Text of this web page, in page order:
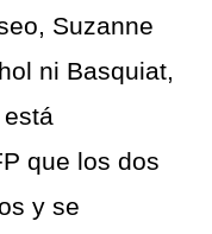
Suzanne
ni Basquiat,
que los dos
y se